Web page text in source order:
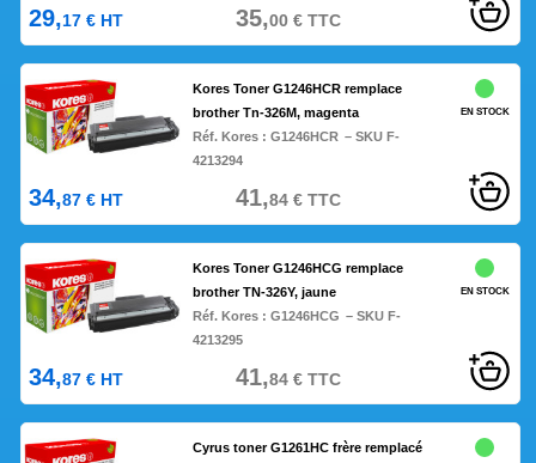
29,17 € HT 35,00€TTC
Kores Toner G1246HCR remplace
brother Tn-326M, magenta
Réf. Kores : G1246HCR – SKU F-
4213294
EN STOCK
34,87 € HT 41,84€TTC
Kores Toner G1246HCG remplace
brother TN-326Y, jaune
Réf. Kores : G1246HCG – SKU F-
4213295
EN STOCK
34,87 € HT 41,84€TTC
Cyrus toner G1261HC frère remplacé